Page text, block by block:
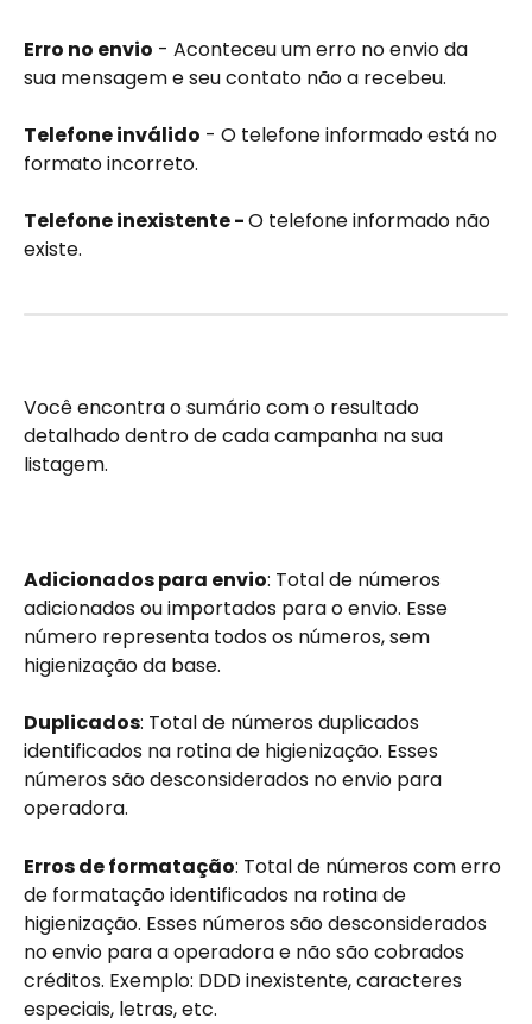
Erro no envio - Aconteceu um erro no envio da
sua mensagem e seu contato não a recebeu.
Telefone inválido - O telefone informado está no
formato incorreto.
Telefone inexistente - O telefone informado não
existe.
Você encontra o sumário com o resultado
detalhado dentro de cada campanha na sua
listagem.
Adicionados para envio: Total de números
adicionados ou importados para o envio. Esse
número representa todos os números, sem
higienização da base.
Duplicados: Total de números duplicados
identificados na rotina de higienização. Esses
números são desconsiderados no envio para
operadora.
Erros de formatação: Total de números com erro
de formatação identificados na rotina de
higienização. Esses números são desconsiderados
no envio para a operadora e não são cobrados
créditos. Exemplo: DDD inexistente, caracteres
especiais, letras, etc.